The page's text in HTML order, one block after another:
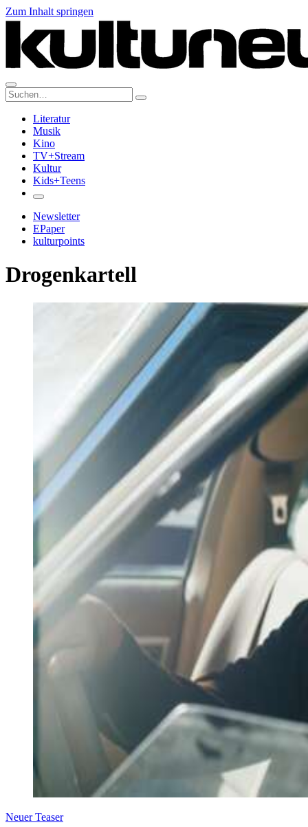
Zum Inhalt springen
Suche:
Literatur
Musik
Kino
TV+Stream
Kultur
Kids+Teens
Newsletter
EPaper
kulturpoints
Drogenkartell
Neuer Teaser